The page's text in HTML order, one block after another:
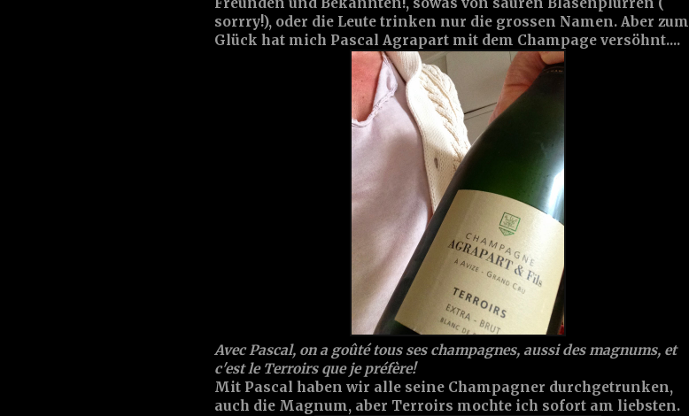
Freunden und Bekannten!, sowas von sauren Blasenplürren (
sorrry!), oder die Leute trinken nur die grossen Namen. Aber zum
Glück hat mich Pascal Agrapart mit dem Champage versöhnt....
Avec Pascal, on a goûté tous ses champagnes, aussi des magnums, et
c'est le Terroirs que je préfère!
Mit Pascal haben wir alle seine Champagner durchgetrunken,
auch die Magnum, aber Terroirs mochte ich sofort am liebsten.